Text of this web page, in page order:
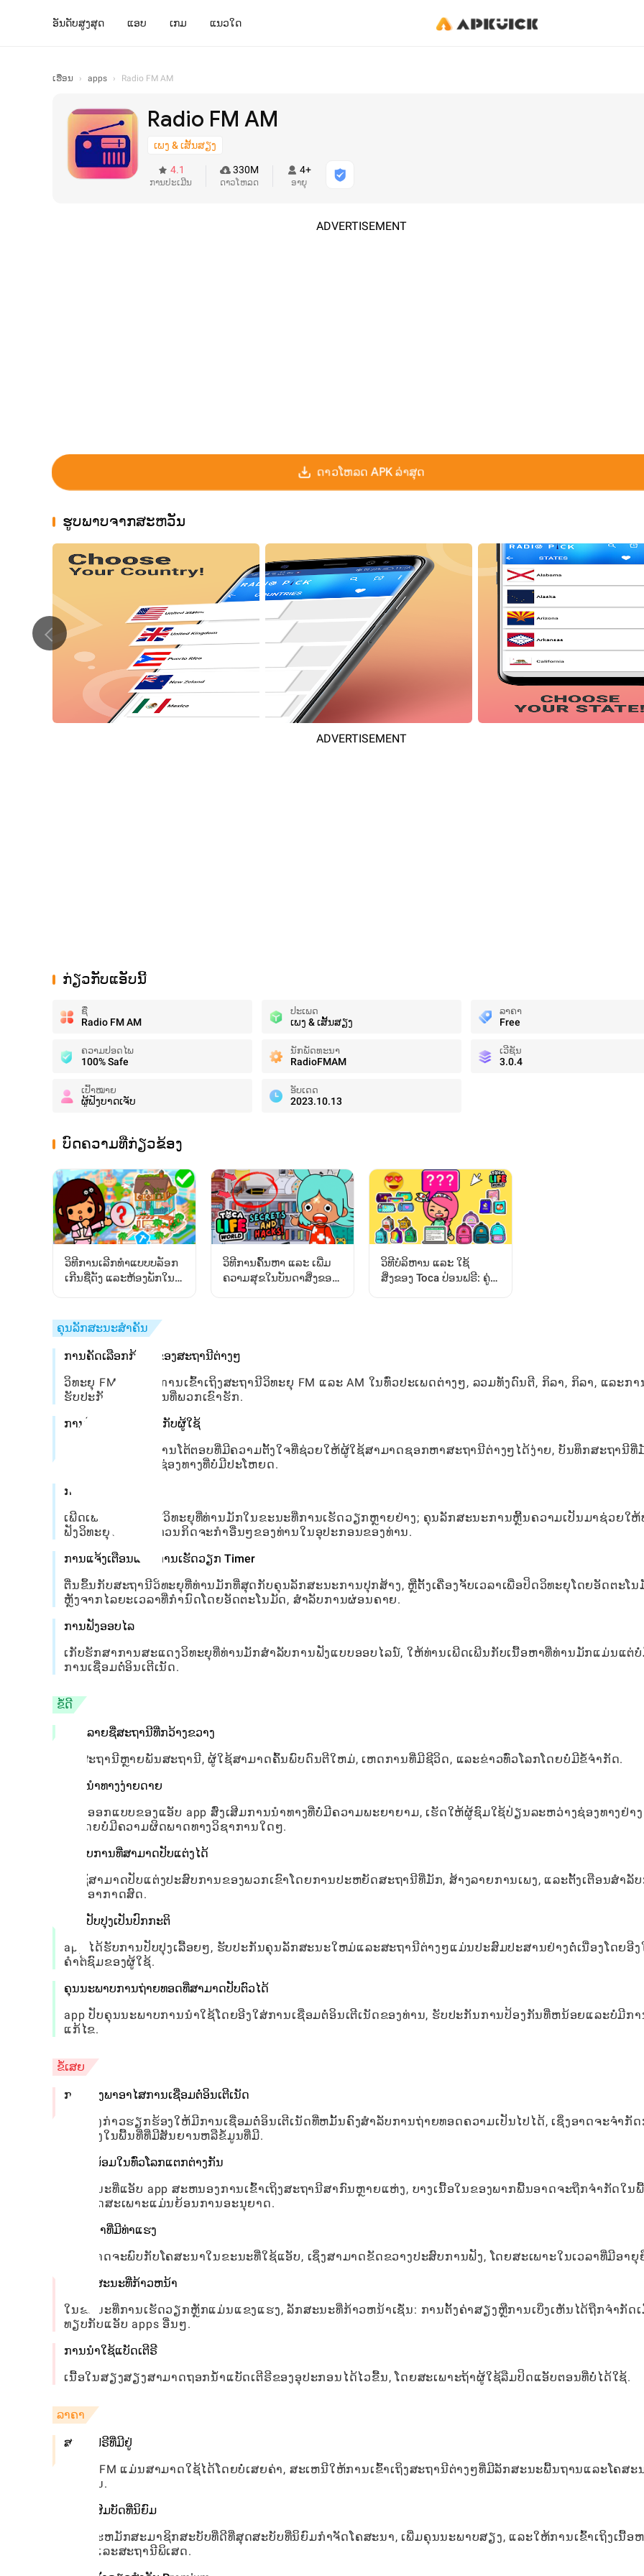
ອັນດັບສູງສຸດ ແອບ ເກມ ແນວໃດ
ເຮືອນ › apps › Radio FM AM
Radio FM AM
ເພງ & ເສັ້ນສຽງ
4.1
ການປະເມີນ
330M
ດາວໂຫລດ
4+
ອາຍຸ
ADVERTISEMENT
ດາວໂຫລດ APK ລ່າສຸດ
ຮູບພາບຈາກສະຫວັນ
ADVERTISEMENT
ກ່ຽວກັບແອັບນີ້
ຊື່
Radio FM AM
ປະເພດ
ເພງ & ເສັ້ນສຽງ
ລາຄາ
Free
ຄວາມປອດໄພ
100% Safe
ນັກພັດທະນາ
RadioFMAM
ເວີຊັນ
3.0.4
ເປົ້າໝາຍ
ຜູ້ຟັງບາດເຈັບ
ອັບເດດ
2023.10.13
ບົດຄວາມທີ່ກ່ຽວຂ້ອງ
ວິທີການເລີກທຳແບບບລັອກ
ເກີນຊື່ດັງ ແລະຫ້ອງພັກໃນ
ວິທີການຄົ້ນຫາ ແລະ ເພີ່ມ
ຄວາມສຸຂໃນບັນດາສິ່ງຂອງ
ວິທີບໍລິຫານ ແລະ ໃຊ້
ສິ່ງຂອງ Toca ປ່ອນຟຣີ: ຄູ່ມື
ຄຸນລັກສະນະສໍາຄັນ
ການຄັດເລືອກກ້ວາງຂອງສະຖານີຕ່າງໆ
ວິທະຍຸ FM ສະເຫນີການເຂົ້າເຖິງສະຖານີວິທະຍຸ FM ແລະ AM ໃນທົ່ວປະເພດຕ່າງໆ, ລວມທັງດົນຕີ, ກິລາ, ກິລາ, ແລະກາ
ຮັບປະກັນຜູ້ຟັງທຸກຄົນທີ່ພວກເຂົາຮັກ.
ການໂຕ້ຕອບທີ່ເປັນມິດກັບຜູ້ໃຊ້
ແອັບ is ລັກສະນະການໂຕ້ຕອບທີ່ມີຄວາມຕັ້ງໃຈທີ່ຊ່ວຍໃຫ້ຜູ້ໃຊ້ສາມາດຊອກຫາສະຖານີຕ່າງໆໄດ້ງ່າຍ, ບັນທຶກສະຖານີທີ່
ແລະປ່ຽນລະຫວ່າງຊ່ອງທາງທີ່ບໍ່ມີປະໂຫຍດ.
ການຫຼີ້ນພື້ນຫລັງ
ເພີດເພີນກັບສະຖານີວິທະຍຸທີ່ທ່ານມັກໃນຂະນະທີ່ການເຮັດວຽກຫຼາຍຢ່າງ; ຄຸນລັກສະນະການຫຼີ້ນຄວາມເປັນມາຊ່ວຍໃຫ້
ຟັງວິທະຍຸໂດຍບໍ່ລົບກວນກິດຈະກໍາອື່ນໆຂອງທ່ານໃນອຸປະກອນຂອງທ່ານ.
ການແຈ້ງເຕືອນແລະການເຮັດວຽກ Timer
ຕື່ນຂຶ້ນກັບສະຖານີວິທະຍຸທີ່ທ່ານມັກທີ່ສຸດກັບຄຸນລັກສະນະການປຸກສ້າງ, ຫຼືຕັ້ງເຄື່ອງຈັບເວລາເພື່ອປິດວິທະຍຸໂດຍອັດຕະໂນ
ຫຼັງຈາກໄລຍະເວລາທີ່ກໍານົດໂດຍອັດຕະໂນມັດ, ສໍາລັບການຜ່ອນຄາຍ.
ການຟັງອອບໄລ
ເກັບຮັກສາການສະແດງວິທະຍຸທີ່ທ່ານມັກສໍາລັບການຟັງແບບອອບໄລນ໌, ໃຫ້ທ່ານເພີດເພີນກັບເນື້ອຫາທີ່ທ່ານມັກແມ່ນແຕ່
ການເຊື່ອມຕໍ່ອິນເຕີເນັດ.
ຂໍ້ດີ
ບັນຊີລາຍຊື່ສະຖານີທີ່ກວ້າງຂວາງ
ກັບສະຖານີຫຼາຍພັນສະຖານີ, ຜູ້ໃຊ້ສາມາດຄົ້ນພົບດົນຕີໃຫມ່, ເຫດການທີ່ມີຊີວິດ, ແລະຂ່າວທົ່ວໂລກໂດຍບໍ່ມີຂໍ້ຈໍາກັດ.
ການນໍາທາງງ່າຍດາຍ
ການອອກແບບຂອງແອັບ app ສົ່ງເສີມການນໍາທາງທີ່ບໍ່ມີຄວາມພະຍາຍາມ, ເຮັດໃຫ້ຜູ້ຊົມໃຊ້ປ່ຽນລະຫວ່າງຊ່ອງທາງຢ່າງ
ວາໂດຍບໍ່ມີຄວາມຜິດພາດທາງວິຊາການໃດໆ.
ປະສົບການທີ່ສາມາດປັບແຕ່ງໄດ້
ຜູ້ໃຊ້ສາມາດປັບແຕ່ງປະສົບການຂອງພວກເຂົາໂດຍການປະຫຍັດສະຖານີທີ່ມັກ, ສ້າງລາຍການເພງ, ແລະຕັ້ງເຕືອນສໍາລັ
ອອກອາກາດສົດ.
ການປັບປຸງເປັນປົກກະຕິ
app ໄດ້ຮັບການປັບປຸງເລື້ອຍໆ, ຮັບປະກັນຄຸນລັກສະນະໃຫມ່ແລະສະຖານີຕ່າງໆແມ່ນປະສົມປະສານຢ່າງຕໍ່ເນື່ອງໂດຍອີງ
ຄໍາຕິຊົມຂອງຜູ້ໃຊ້.
ຄຸນນະພາບການຖ່າຍທອດທີ່ສາມາດປັບຕົວໄດ້
app ປັບຄຸນນະພາບການນໍາໃຊ້ໂດຍອີງໃສ່ການເຊື່ອມຕໍ່ອິນເຕີເນັດຂອງທ່ານ, ຮັບປະກັນການປ້ອງກັນທີ່ຫນ້ອຍແລະບໍ່ມີກາ
ແກ້ໄຂ.
ຂໍ້ເສຍ
ການເພິ່ງພາອາໄສການເຊື່ອມຕໍ່ອິນເຕີເນັດ
ແອັບດັ່ງກ່າວຮຽກຮ້ອງໃຫ້ມີການເຊື່ອມຕໍ່ອິນເຕີເນັດທີ່ຫມັ້ນຄົງສໍາລັບການຖ່າຍທອດຄວາມເປັນໄປໄດ້, ເຊິ່ງອາດຈະຈໍາກັດ
ເຂົ້າເຖິງໃນພື້ນທີ່ທີ່ມີສັນຍານຫລືຂໍ້ມູນທີ່ມີ.
ຄວາມພ້ອມໃນທົ່ວໂລກແຕກຕ່າງກັນ
ໃນຂະນະທີ່ແອັບ app ສະຫນອງການເຂົ້າເຖິງສະຖານີສາກົນຫຼາຍແຫ່ງ, ບາງເນື້ອໃນຂອງພາກພື້ນອາດຈະຖືກຈໍາກັດໃນ
ພູມສາດສະເພາະແມ່ນຍ້ອນການອະນຸຍາດ.
ໂຄສະນາທີ່ມີທ່າແຮງ
ຜູ້ໃຊ້ອາດຈະພົບກັບໂຄສະນາໃນຂະນະທີ່ໃຊ້ແອັບ, ເຊິ່ງສາມາດຂັດຂວາງປະສົບການຟັງ, ໂດຍສະເພາະໃນເວລາທີ່ມີອາຍຸ
ຄຸນລັກສະນະທີ່ກ້າວຫນ້າ
ໃນຂະນະທີ່ການເຮັດວຽກຫຼັກແມ່ນແຂງແຮງ, ລັກສະນະທີ່ກ້າວຫນ້າເຊັ່ນ: ການຕັ້ງຄ່າສຽງຫຼືການເບິ່ງເຫັນໄດ້ຖືກຈໍາກັດເ
ທຽບກັບແອັບ apps ອື່ນໆ.
ການນໍາໃຊ້ແບັດເຕີຣີ
ເນື້ອໃນສຽງສຽງສາມາດຖອກນ້ໍາແບັດເຕີຣີຂອງອຸປະກອນໄດ້ໄວຂື້ນ, ໂດຍສະເພາະຖ້າຜູ້ໃຊ້ລືມປິດແອັບຕອນທີ່ບໍ່ໄດ້ໃຊ້.
ລາຄາ
ສະບັບຟຣີທີ່ມີຢູ່
ວິທະຍຸ FM ແມ່ນສາມາດໃຊ້ໄດ້ໂດຍບໍ່ເສຍຄ່າ, ສະເຫນີໃຫ້ການເຂົ້າເຖິງສະຖານີຕ່າງໆທີ່ມີລັກສະນະພື້ນຖານແລະໂຄສະ
ພື້ນຖານ.
ຄຸນນະສົມບັດທີ່ນິຍົມ
ການສະຫມັກສະມາຊິກສະບັບທີ່ດີທີ່ສຸດສະບັບທີ່ນິຍົມກໍາຈັດໂຄສະນາ, ເພີ່ມຄຸນນະພາບສຽງ, ແລະໃຫ້ການເຂົ້າເຖິງເນື້ອ
ພິເສດແລະສະຖານີພິເສດ.